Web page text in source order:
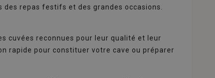
repas festifs et des grandes occasions.
cuvées reconnues pour leur qualité et leur
rapide pour constituer votre cave ou préparer